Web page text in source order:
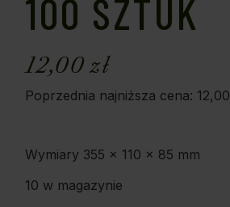
100 SZTUK
12,00zł
Poprzednia najniższa cena: 12,00
Wymiary 355 x 110 x 85 mm
10 w magazynie